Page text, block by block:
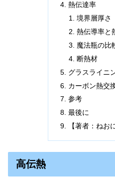
熱伝達率
境界層厚さ
熱伝導率と
魔法瓶の比
断熱材
グラスライニ
カーボン熱交
参考
最後に
【著者：ねお
高伝熱